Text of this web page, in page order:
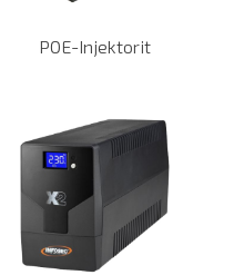
POE-Injektorit